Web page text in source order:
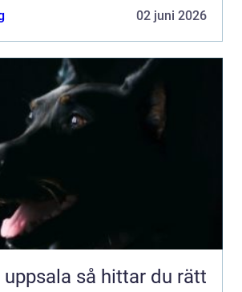
02 juni 2026
hittar du rätt